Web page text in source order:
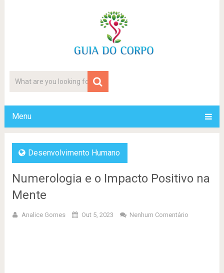
Menu
Desenvolvimento Humano
Numerologia e o Impacto Positivo na
Mente
Analice Gomes Out 5, 2023 Nenhum Comentário